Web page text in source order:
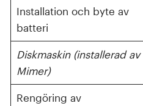
Installation och byte av
batteri
Diskmaskin (installerad av
Mimer)
Rengöring av